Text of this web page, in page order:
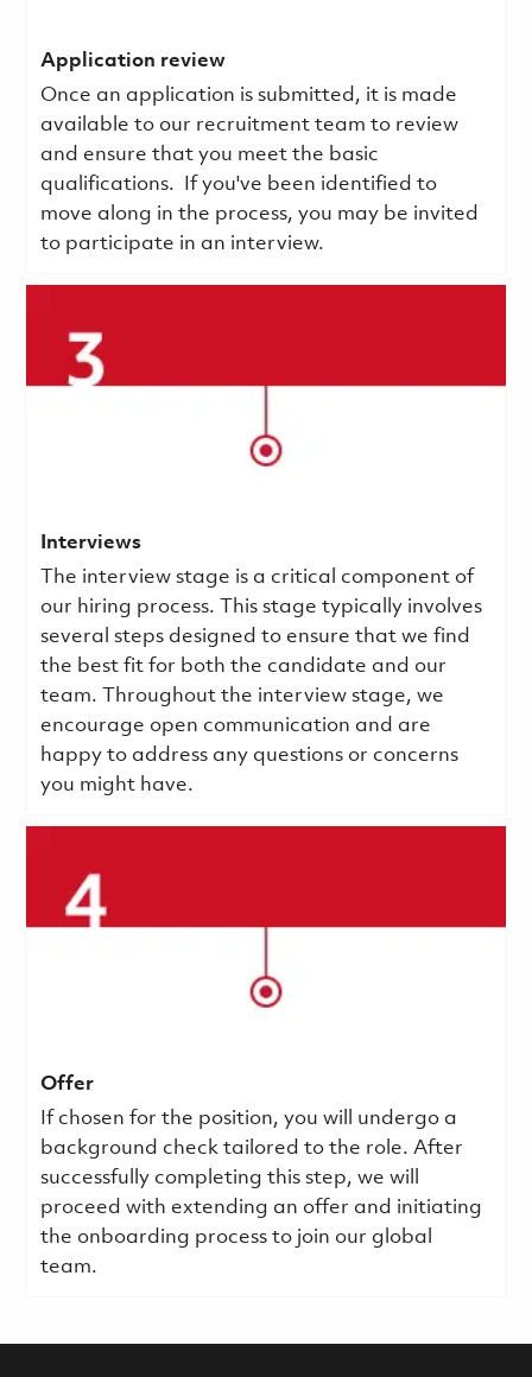
Application review
Once an application is submitted, it is made
available to our recruitment team to review
and ensure that you meet the basic
qualifications.
If you've been identified to
move along in the process, you may be invited
to participate in an interview.
Interviews
The interview stage is a critical component of
our hiring process. This stage typically involves
several steps designed to ensure that we find
the best fit for both the candidate and our
team. Throughout the interview stage, we
encourage open communication and are
happy to address any questions or concerns
you might have.
Offer
If chosen for the position, you will undergo a
background check tailored to the role. After
successfully completing this step, we will
proceed with extending an offer and initiating
the onboarding process to join our global
team.